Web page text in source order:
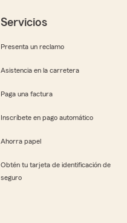
Servicios
Presenta un reclamo
Asistencia en la carretera
Paga una factura
Inscríbete en pago automático
Ahorra papel
Obtén tu tarjeta de identificación de
seguro